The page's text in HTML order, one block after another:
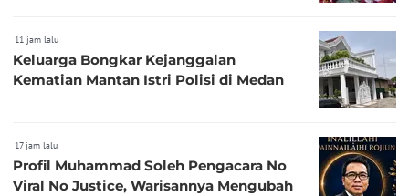
11 jam lalu
Keluarga Bongkar Kejanggalan
Kematian Mantan Istri Polisi di Medan
17 jam lalu
Profil Muhammad Soleh Pengacara No
Viral No Justice, Warisannya Mengubah